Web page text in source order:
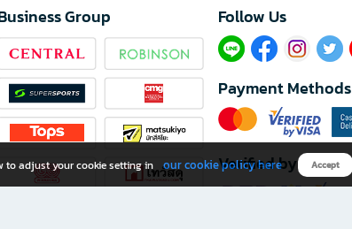
Group Follow Us​
Payment Methods
Verified by
to adjust your cookie setting in our cookie policy here Accept